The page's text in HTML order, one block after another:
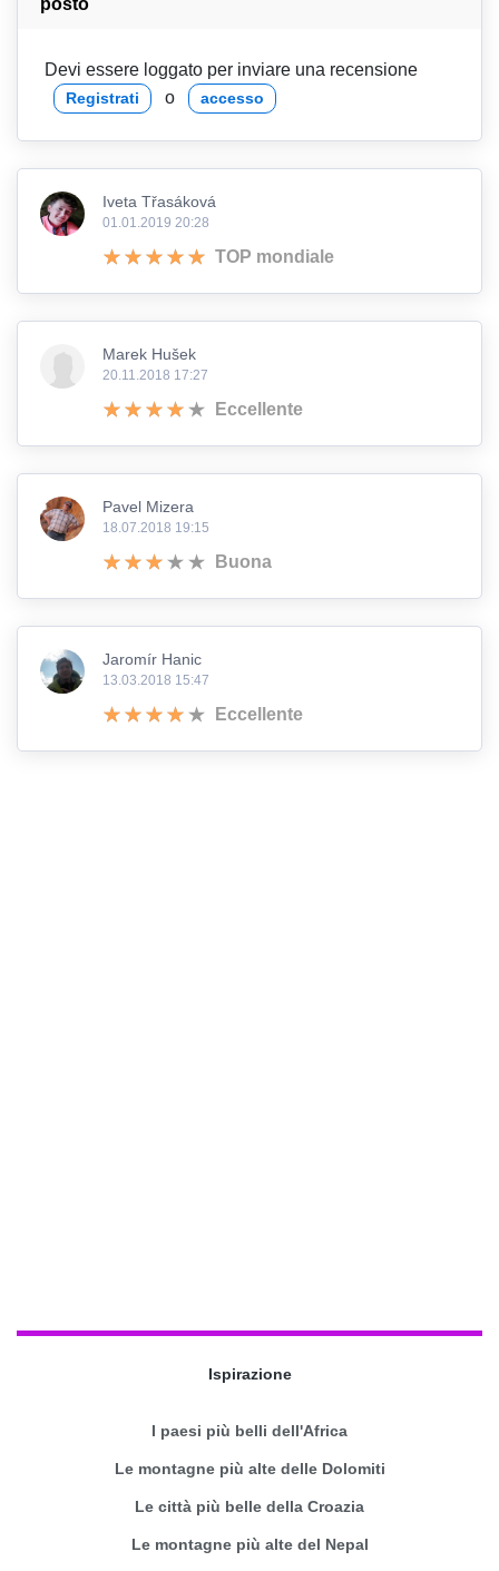
Devi essere loggato per inviare una recensione
Registrati o accesso
Iveta Třasáková
01.01.2019 20:28
TOP mondiale
Marek Hušek
20.11.2018 17:27
Eccellente
Pavel Mizera
18.07.2018 19:15
Buona
Jaromír Hanic
13.03.2018 15:47
Eccellente
Ispirazione
I paesi più belli dell'Africa
Le montagne più alte delle Dolomiti
Le città più belle della Croazia
Le montagne più alte del Nepal